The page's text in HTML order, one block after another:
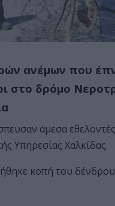
ανέμων που
στο δρόμο
άμεσα
Υπηρεσίας Χαλκίδας.
κοπή του